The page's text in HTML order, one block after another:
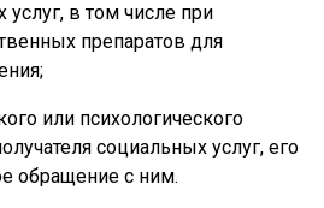
услуг, в том числе при
препаратов для
или психологического
социальных услуг, его
обращение с ним.